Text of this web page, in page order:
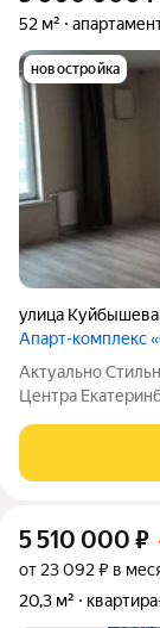
52 м²
новостройка
улица Куйбышева
Апарт-комплекс
Актуально
Центра
- С
ванной комнате
5 510 000 ₽
от 23 092 ₽ в
20,3 м²